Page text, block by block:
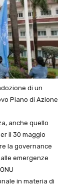
di un
Piano di Azione
anche quello
il 30 maggio
la governance
emergenze
in materia di